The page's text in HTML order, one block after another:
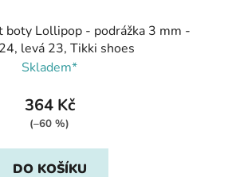
boty Lollipop - podrážka 3 mm -
levá 23, Tikki shoes
Skladem*
364 Kč
(–60 %)
DO KOŠÍKU